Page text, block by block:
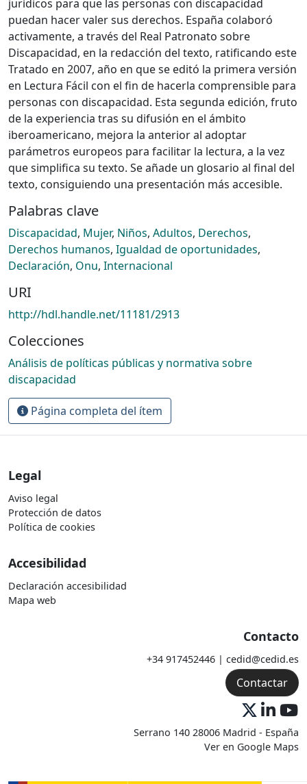
jurídicos para que las personas con discapacidad
puedan hacer valer sus derechos. España colaboró
activamente, a través del Real Patronato sobre
Discapacidad, en la redacción del texto, ratificando este
Tratado en 2007, año en que se editó la primera versión
en Lectura Fácil con el fin de hacerla comprensible para
personas con discapacidad. Esta segunda edición, fruto
de la experiencia tras su difusión en el ámbito
iberoamericano, mejora la anterior al adoptar
parámetros europeos para facilitar la lectura, a la vez
que simplifica su texto. Se añade un glosario al final del
texto, consiguiendo una presentación más accesible.
Palabras clave
Discapacidad, Mujer, Niños, Adultos, Derechos,
Derechos humanos, Igualdad de oportunidades,
Declaración, Onu, Internacional
URI
http://hdl.handle.net/11181/2913
Colecciones
Análisis de políticas públicas y normativa sobre
discapacidad
Página completa del ítem
Legal
Aviso legal
Protección de datos
Política de cookies
Accesibilidad
Declaración accesibilidad
Mapa web
Contacto
+34 917452446 | cedid@cedid.es
Contactar
Serrano 140 28006 Madrid - España
Ver en Google Maps